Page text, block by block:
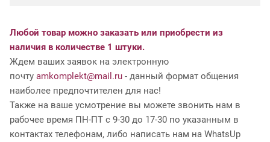
Любой товар можно заказать или приобрести из
наличия в количестве 1 штуки.
Ждем ваших заявок на электронную
почту amkomplekt@mail.ru - данный формат общения
наиболее предпочтителен для нас!
Также на ваше усмотрение вы можете звонить нам в
рабочее время ПН-ПТ с 9-30 до 17-30 по указанным в
контактах телефонам, либо написать нам на WhatsUp